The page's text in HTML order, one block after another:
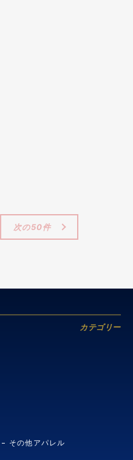
次の50件
カテゴリー
その他アパレル